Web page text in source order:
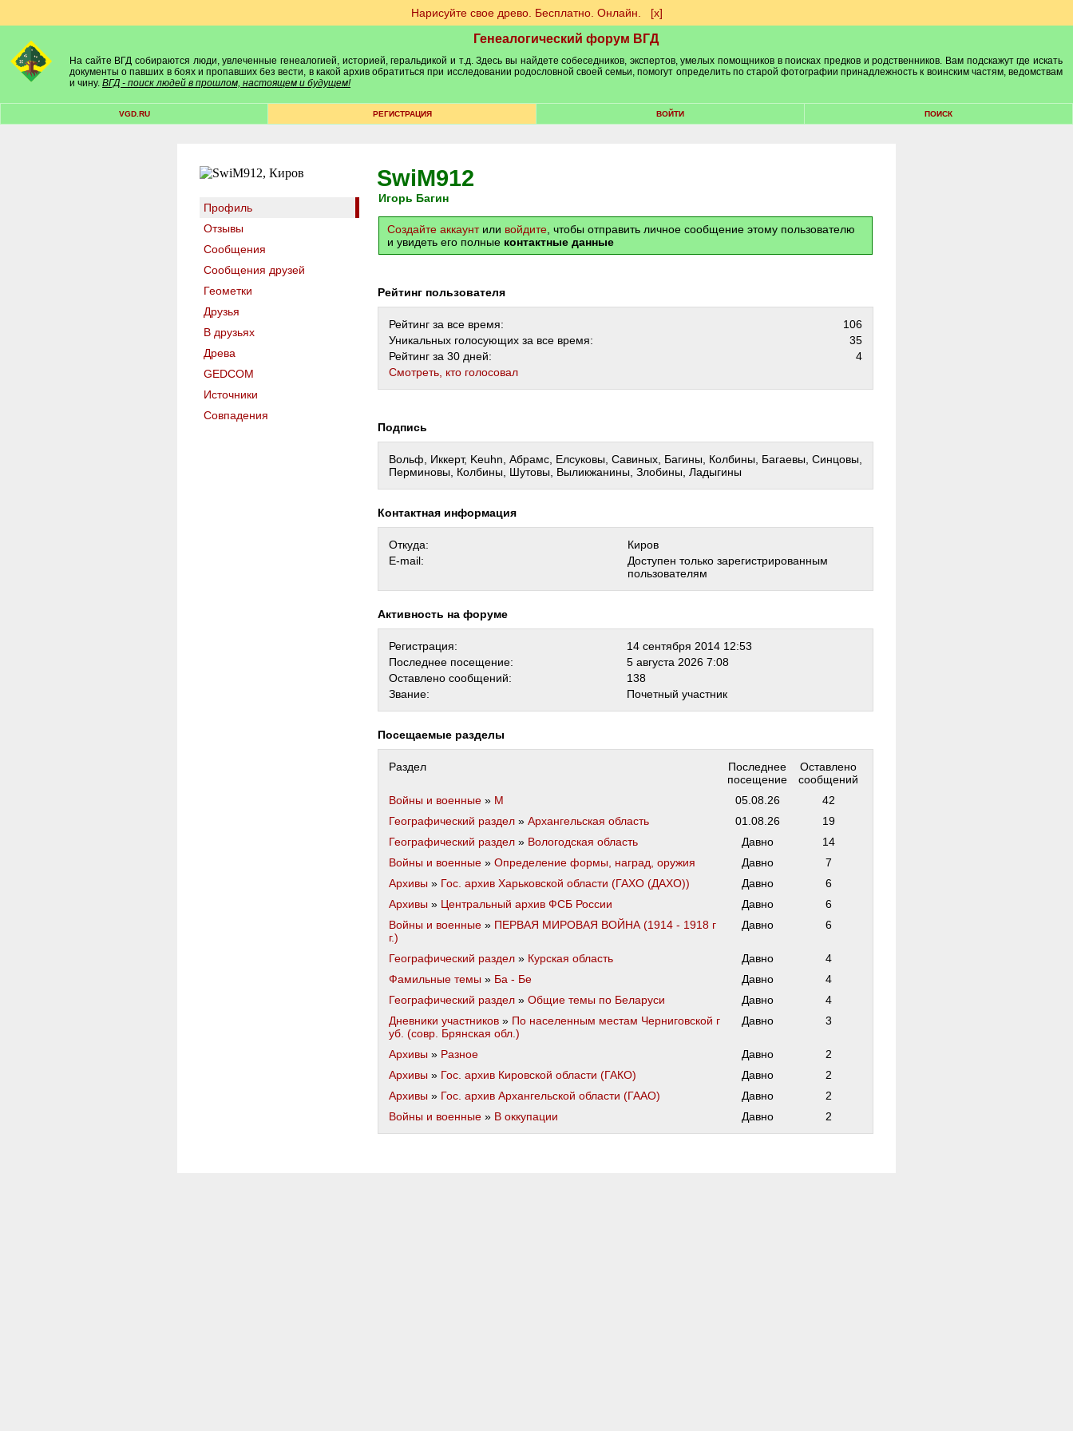
Нарисуйте свое древо. Бесплатно. Онлайн. [х]
Генеалогический форум ВГД
На сайте ВГД собираются люди, увлеченные генеалогией, историей, геральдикой и т.д. Здесь вы найдете собеседников, экспертов, умелых помощников в поисках предков и родственников. Вам подскажут где искать
документы о павших в боях и пропавших без вести, в какой архив обратиться при исследовании родословной своей семьи, помогут определить по старой фотографии принадлежность к воинским частям, ведомствам
и чину. ВГД - поиск людей в прошлом, настоящем и будущем!
VGD.RU РЕГИСТРАЦИЯ ВОЙТИ ПОИСК
Профиль
Отзывы
Сообщения
Сообщения друзей
Геометки
Друзья
В друзьях
Древа
GEDCOM
Источники
Совпадения
SwiM912
Игорь Багин
Создайте аккаунтили войдите , чтобы отправить личное сообщение этому пользователю
и увидеть его полные контактные данные
Рейтинг пользователя
Рейтинг за все время:
106
Уникальных голосующих за все время:
35
Рейтинг за 30 дней:
4
Cмотреть, кто голосовал
Подпись
Вольф, Иккерт, Keuhn, Абрамс, Елсуковы, Савиных, Багины, Колбины, Багаевы, Синцовы,
Перминовы, Колбины, Шутовы, Выликжанины, Злобины, Ладыгины
Контактная информация
Откуда:
Киров
E-mail:
Доступен только зарегистрированным
пользователям
Активность на форуме
Регистрация:
14 сентября 2014 12:53
Последнее посещение:
5 августа 2026 7:08
Оставлено сообщений:
138
Звание:
Почетный участник
Посещаемые разделы
Раздел
Последнее
посещение
Оставлено
сообщений
Войны и военные » М 05.08.26
42
Географический раздел » Архангельская область 01.08.26
19
Географический раздел » Вологодская область Давно
14
Войны и военные » Определение формы, наград, оружия Давно
7
Архивы » Гос. архив Харьковской области (ГАХО (ДАХО)) Давно
6
Архивы » Центральный архив ФСБ России Давно
6
Войны и военные » ПЕРВАЯ МИРОВАЯ ВОЙНА (1914 - 1918 г
г.)
Давно 6
Географический раздел » Курская область Давно
4
Фамильные темы » Ба - Бе Давно
4
Географический раздел » Общие темы по Беларуси Давно
4
Дневники участников » По населенным местам Черниговской г
уб. (совр. Брянская обл.)
Давно 3
Архивы » Разное Давно
2
Архивы » Гос. архив Кировской области (ГАКО) Давно
2
Архивы » Гос. архив Архангельской области (ГААО) Давно
2
Войны и военные » В оккупации Давно 2